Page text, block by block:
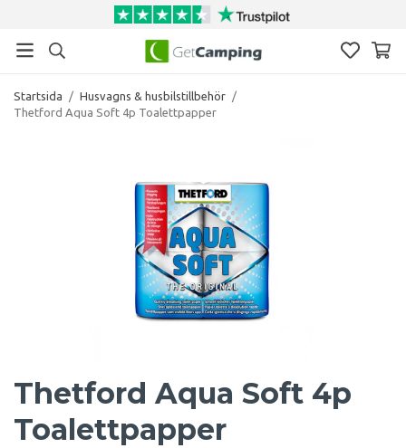
Startsida / Husvagns & husbilstillbehör /
Thetford Aqua Soft 4p Toalettpapper
Thetford Aqua Soft 4p
Toalettpapper